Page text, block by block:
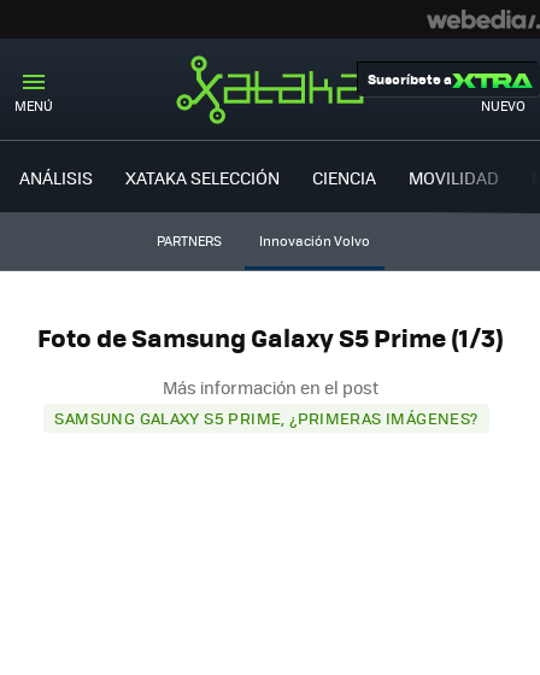
MENÚ NUEVO
Suscríbete a
ANÁLISIS XATAKA SELECCIÓN CIENCIA MOVILIDAD
PARTNERS Innovación Volvo
Foto de Samsung Galaxy S5 Prime (1/3)
Más información en el post
SAMSUNG GALAXY S5 PRIME, ¿PRIMERAS IMÁGENES?